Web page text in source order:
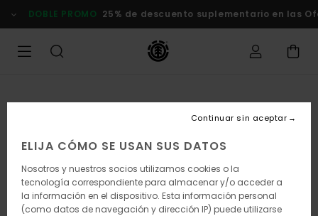
la
DOBLE PROMO 25% de descuento suplementario en las
ELIJA CÓMO SE USAN SUS DATOS
Nosotros y nuestros socios utilizamos cookies o la
tecnología correspondiente para almacenar y/o acceder a
la información en el dispositivo. Esta información personal
(como datos de navegación y dirección IP) puede utilizarse
Continuar sin aceptar